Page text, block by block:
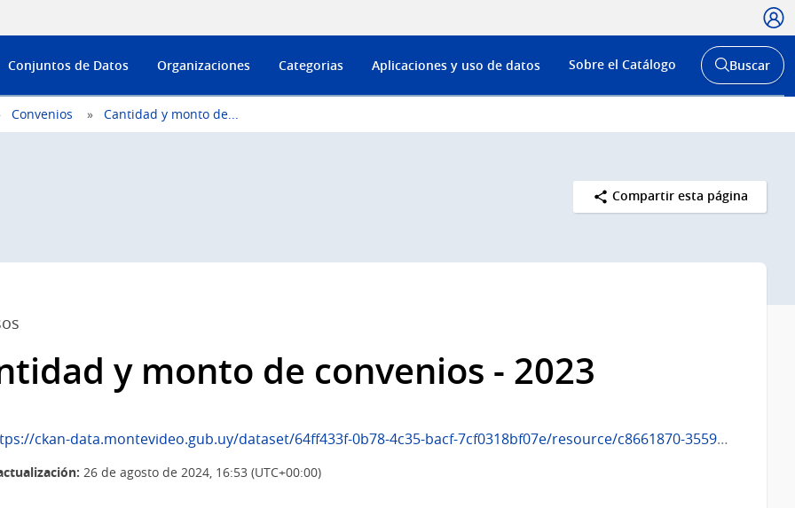
Menú
de
Conjuntos de Datos Organizaciones Categorias Aplicaciones y uso de datos Sobre el Catálogo
Abrir
buscador
Buscar
Convenios Cantidad y monto de...
Compartir esta página
y monto de convenios - 2023
ckan-data.montevideo.gub.uy/dataset/64ff433f-0b78-4c35-bacf-7cf0318bf07e/resource/c8661870-3559-4dc6-8bd4-c5d759cc2389/download/convenios_2023.csv
26 de agosto de 2024, 16:53 (UTC+00:00)